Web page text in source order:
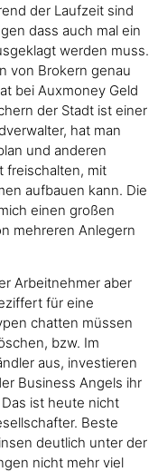
der Laufzeit sind
dass auch mal ein
werden muss.
von Brokern genau
bei Auxmoney Geld
der Stadt ist einer
hat man
und anderen
freischalten, mit
aufbauen kann. Die
einen großen
mehreren Anlegern
Arbeitnehmer aber
für eine
chatten müssen
bzw. Im
aus, investieren
Business Angels ihr
ist heute nicht
Beste
deutlich unter der
nicht mehr viel